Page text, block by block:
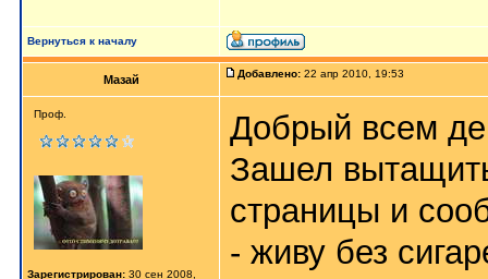
Вернуться к началу
Мазай Добавлено: 22 апр 2010, 19:53
Проф.
Зарегистрирован: 30 сен 2008,
Добрый всем
Зашел
страницы и
- живу без